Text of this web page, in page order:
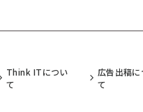
Think ITについ
て
広告出稿に
て